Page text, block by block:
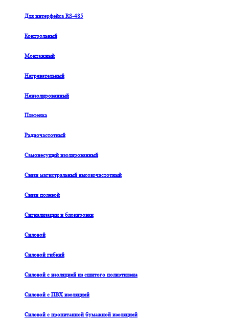
Для интерфейса RS-485
Контрольный
Монтажный
Нагревательный
Неизолированный
Плетенка
Радиочастотный
Самонесущий изолированный
Связи магистральный высокочастотный
Связи полевой
Сигнализации и блокировки
Силовой
Силовой гибкий
Силовой с изоляцией из сшитого полиэтилена
Силовой с ПВХ изоляцией
Силовой с пропитанной бумажной изоляцией